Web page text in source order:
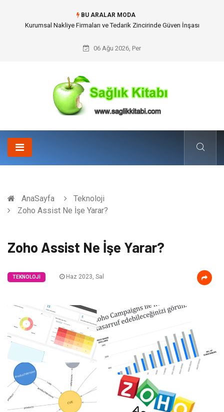
BU ARALAR MODA
Dalaman Kalkan Transfer: Kişiselleştirilmiş Hizmet Ve Uç Nokta Konforu
06 Ağu 2026, Per
AnaSayfa
Teknoloji
Zoho Assist Ne İşe Yarar?
Zoho Assist Ne İşe Yarar?
TEKNOLOJI Haz 2023, Sal